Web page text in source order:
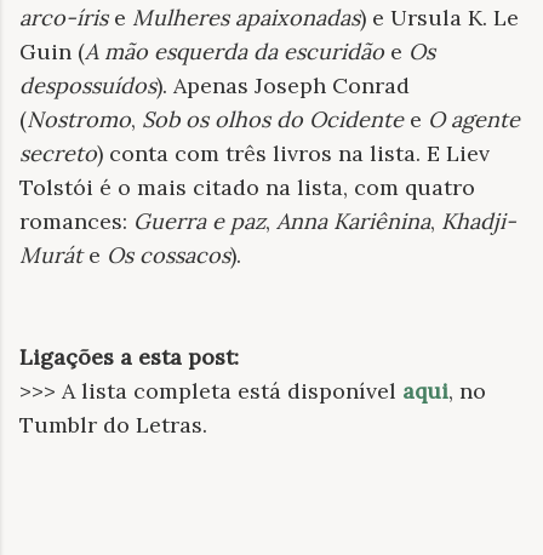
arco-írise Mulheres apaixonadas) e Ursula K. Le
Guin (A mão esquerda da escuridão e Os
despossuídos). Apenas Joseph Conrad
(Nostromo, Sob os olhos do Ocidentee O agente
secreto) conta com três livros na lista. E Liev
Tolstói é o mais citado na lista, com quatro
romances: Guerra e paz, Anna Kariênina, Khadji-
Muráte Os cossacos).
Ligações a esta post:
>>> A lista completa está disponível aqui, no
Tumblr do Letras.